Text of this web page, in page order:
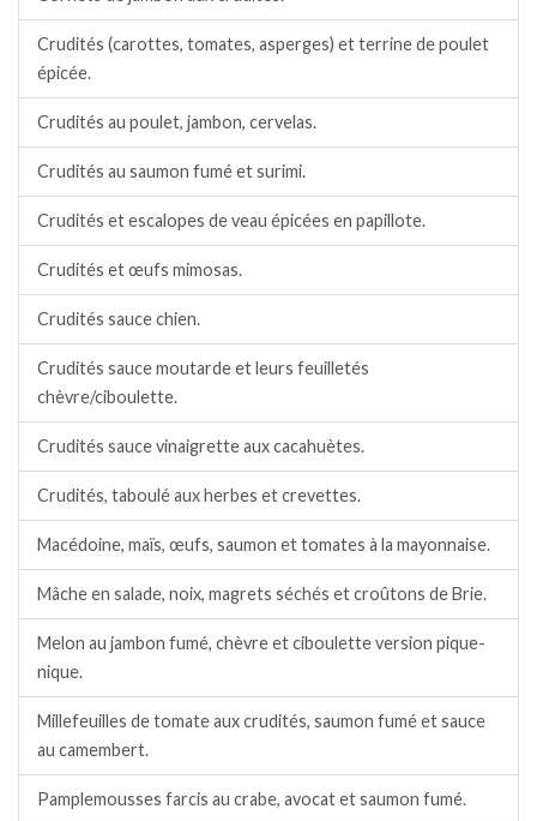
Crudités (carottes, tomates, asperges) et terrine de poulet
épicée.
Crudités au poulet, jambon, cervelas.
Crudités au saumon fumé et surimi.
Crudités et escalopes de veau épicées en papillote.
Crudités et œufs mimosas.
Crudités sauce chien.
Crudités sauce moutarde et leurs feuilletés
chèvre/ciboulette.
Crudités sauce vinaigrette aux cacahuètes.
Crudités, taboulé aux herbes et crevettes.
Macédoine, maïs, œufs, saumon et tomates à la mayonnaise.
Mâche en salade, noix, magrets séchés et croûtons de Brie.
Melon au jambon fumé, chèvre et ciboulette version pique-
nique.
Millefeuilles de tomate aux crudités, saumon fumé et sauce
au camembert.
Pamplemousses farcis au crabe, avocat et saumon fumé.